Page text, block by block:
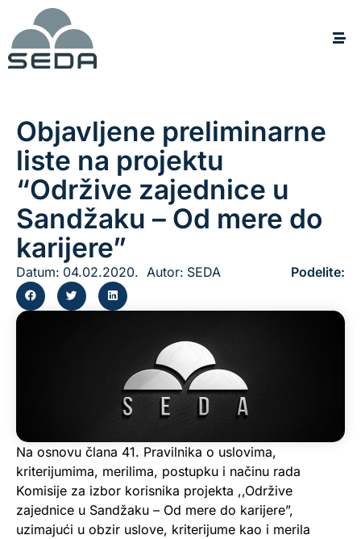
Objavljene preliminarne
liste na projektu
“Održive zajednice u
Sandžaku – Od mere do
karijere”
Datum: 04.02.2020. Autor: SEDA Podelite:
Na osnovu člana 41. Pravilnika o uslovima,
kriterijumima, merilima, postupku i načinu rada
Komisije za izbor korisnika projekta ,,Održive
zajednice u Sandžaku – Od mere do karijere”,
uzimajući u obzir uslove, kriterijume kao i merila